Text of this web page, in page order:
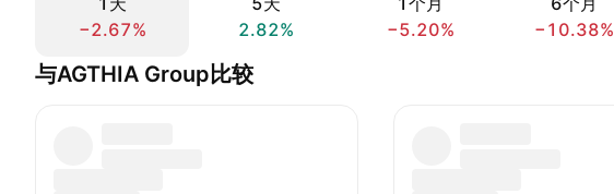
−2.67%
2.82%
−5.20%
−10.38%
与AGTHIA Group比较